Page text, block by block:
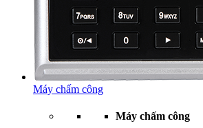
Máy chấm công
Máy chấm công